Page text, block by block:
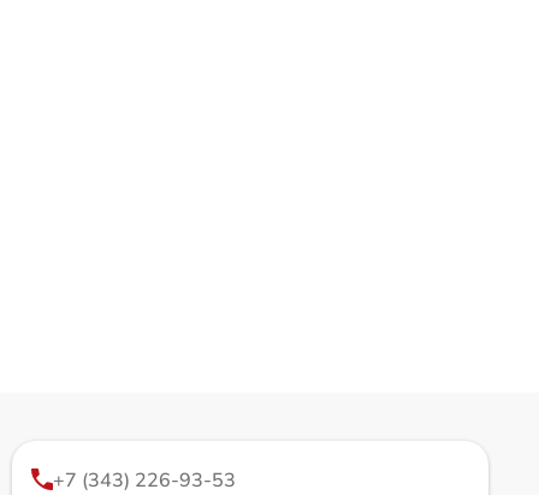
+7 (343) 226-93-53